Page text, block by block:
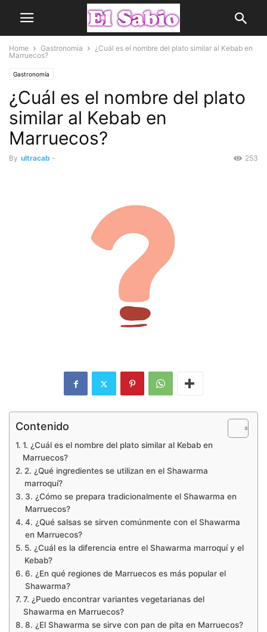
Home Gastronomía
¿Cuál es el nombre del plato similar al Kebab en
Marruecos?
Gastronomía
¿Cuál es el nombre del plato
similar al Kebab en
Marruecos?
By ultracab - 253
Contenido
1. ¿Cuál es el nombre del plato similar al Kebab en
Marruecos?
2. ¿Qué ingredientes se utilizan en el Shawarma
marroquí?
3. ¿Cómo se prepara tradicionalmente el Shawarma en
Marruecos?
4. ¿Qué salsas se sirven comúnmente con el Shawarma
en Marruecos?
5. ¿Cuál es la diferencia entre el Shawarma marroquí y el
Kebab?
6. ¿En qué regiones de Marruecos es más popular el
Shawarma?
7. ¿Puedo encontrar variantes vegetarianas del
Shawarma en Marruecos?
8. ¿El Shawarma se sirve con pan de pita en Marruecos?